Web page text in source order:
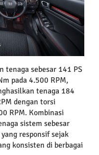
tenaga sebesar 141 PS
pada 4.500 RPM,
tenaga 184
dengan torsi
RPM. Kombinasi
sistem sebesar
responsif sejak
konsisten di berbagai